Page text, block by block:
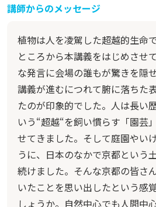
講師からのメッセージ
植物は人を凌駕した超越的生命
ところから本講義をはじめさせ
な発言に会場の誰もが驚きを隠
講義が進むにつれて腑に落ちた
たのが印象的でした。人は長い
いう“超越“を飼い慣らす「園芸
せてきました。そして庭園やい
うに、日本のなかで京都という
続けました。そんな京都の皆さ
いたことを思い出したという感
しょうか。自然中心でも人間中